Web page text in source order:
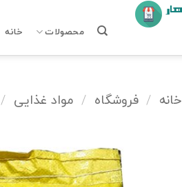
محصولات خانه
خانه / فروشگاه / مواد غذایی /